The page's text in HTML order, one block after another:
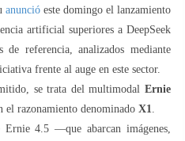
anunció este domingo el lanzamiento
artificial superiores a DeepSeek
referencia, analizados mediante
frente al auge en este sector.
se trata del multimodal Ernie
el razonamiento denominado X1
Ernie 4.5 —que abarcan imágenes,